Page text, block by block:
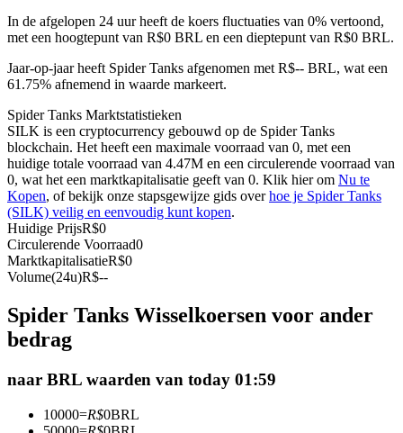
USDC-futures
Futures met USDC als onderpand
Sluit je aan bij top traders
In de afgelopen 24 uur heeft de koers fluctuaties van 0% vertoond,
met een hoogtepunt van R$0 BRL en een dieptepunt van R$0 BRL.
Jaar-op-jaar heeft Spider Tanks afgenomen met R$-- BRL, wat een
61.75% afnemend in waarde markeert.
Spider Tanks Marktstatistieken
SILK is een cryptocurrency gebouwd op de Spider Tanks
blockchain. Het heeft een maximale voorraad van 0, met een
huidige totale voorraad van 4.47M en een circulerende voorraad van
0, wat het een marktkapitalisatie geeft van 0. Klik hier om Nu te
Kopen, of bekijk onze stapsgewijze gids overhoe je Spider Tanks
(SILK) veilig en eenvoudig kunt kopen.
Huidige PrijsR$0
Circulerende Voorraad0
MarktkapitalisatieR$0
Volume(24u)R$--
Spider Tanks Wisselkoersen voor ander
bedrag
naar BRL waarden van today 01:59
10000=R$0BRL